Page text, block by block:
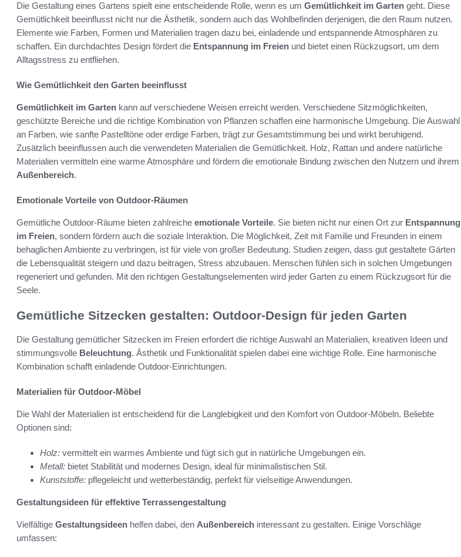
Die Gestaltung eines Gartens spielt eine entscheidende Rolle, wenn es um Gemütlichkeit im Garten geht. Diese
Gemütlichkeit beeinflusst nicht nur die Ästhetik, sondern auch das Wohlbefinden derjenigen, die den Raum nutzen.
Elemente wie Farben, Formen und Materialien tragen dazu bei, einladende und entspannende Atmosphären zu
schaffen. Ein durchdachtes Design fördert die Entspannung im Freien und bietet einen Rückzugsort, um dem
Alltagsstress zu entfliehen.
Wie Gemütlichkeit den Garten beeinflusst
Gemütlichkeit im Garten kann auf verschiedene Weisen erreicht werden. Verschiedene Sitzmöglichkeiten,
geschützte Bereiche und die richtige Kombination von Pflanzen schaffen eine harmonische Umgebung. Die Auswahl
an Farben, wie sanfte Pastelltöne oder erdige Farben, trägt zur Gesamtstimmung bei und wirkt beruhigend.
Zusätzlich beeinflussen auch die verwendeten Materialien die Gemütlichkeit. Holz, Rattan und andere natürliche
Materialien vermitteln eine warme Atmosphäre und fördern die emotionale Bindung zwischen den Nutzern und ihrem
Außenbereich.
Emotionale Vorteile von Outdoor-Räumen
Gemütliche Outdoor-Räume bieten zahlreiche emotionale Vorteile. Sie bieten nicht nur einen Ort zur Entspannung
im Freien, sondern fördern auch die soziale Interaktion. Die Möglichkeit, Zeit mit Familie und Freunden in einem
behaglichen Ambiente zu verbringen, ist für viele von großer Bedeutung. Studien zeigen, dass gut gestaltete Gärten
die Lebensqualität steigern und dazu beitragen, Stress abzubauen. Menschen fühlen sich in solchen Umgebungen
regeneriert und gefunden. Mit den richtigen Gestaltungselementen wird jeder Garten zu einem Rückzugsort für die
Seele.
Gemütliche Sitzecken gestalten: Outdoor-Design für jeden Garten
Die Gestaltung gemütlicher Sitzecken im Freien erfordert die richtige Auswahl an Materialien, kreativen Ideen und
stimmungsvolle Beleuchtung. Ästhetik und Funktionalität spielen dabei eine wichtige Rolle. Eine harmonische
Kombination schafft einladende Outdoor-Einrichtungen.
Materialien für Outdoor-Möbel
Die Wahl der Materialien ist entscheidend für die Langlebigkeit und den Komfort von Outdoor-Möbeln. Beliebte
Optionen sind:
Holz: vermittelt ein warmes Ambiente und fügt sich gut in natürliche Umgebungen ein.
Metall: bietet Stabilität und modernes Design, ideal für minimalistischen Stil.
Kunststoffe: pflegeleicht und wetterbeständig, perfekt für vielseitige Anwendungen.
Gestaltungsideen für effektive Terrassengestaltung
Vielfältige Gestaltungsideen helfen dabei, den Außenbereich interessant zu gestalten. Einige Vorschläge
umfassen: